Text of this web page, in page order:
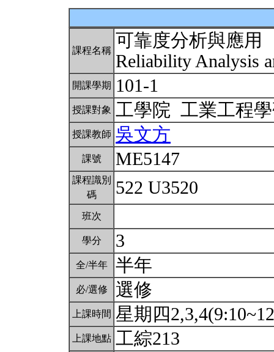
課程名稱 可靠度分析與應用
Reliability Analysis
開課學期 101-1
授課對象 工學院 工業工程
授課教師 吳文方
課號 ME5147
課程識別
碼
522 U3520
班次
學分 3
全/半年 半年
必/選修 選修
上課時間 星期四
上課地點 工綜213